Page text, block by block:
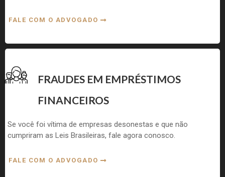
FALE COM O ADVOGADO
FRAUDES EM EMPRÉSTIMOS
FINANCEIROS
Se você foi vítima de empresas desonestas e que não
cumpriram as Leis Brasileiras, fale agora conosco.
FALE COM O ADVOGADO